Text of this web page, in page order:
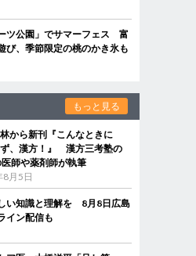
ツ公園」でサマーフェス 富
び、季節限定の桃のかき氷も
もっと見る
から新刊『こんなときに
、漢方！』 漢方三考塾の
師や薬剤師が執筆
月5日
い知識と理解を 8月8日広島
イン配信も